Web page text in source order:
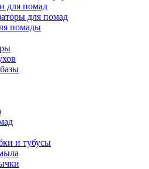
для помад
для помад
помады
и тубусы